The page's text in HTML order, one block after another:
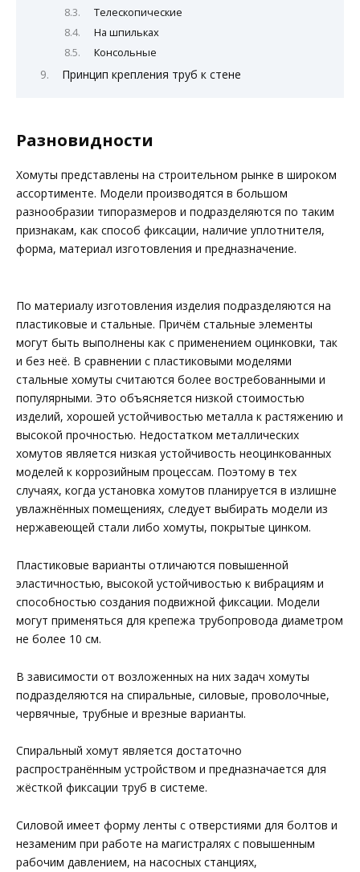
Телескопические
На шпильках
Консольные
Принцип крепления труб к стене
Разновидности
Хомуты представлены на строительном рынке в широком
ассортименте. Модели производятся в большом
разнообразии типоразмеров и подразделяются по таким
признакам, как способ фиксации, наличие уплотнителя,
форма, материал изготовления и предназначение.
По материалу изготовления изделия подразделяются на
пластиковые и стальные. Причём стальные элементы
могут быть выполнены как с применением оцинковки, так
и без неё. В сравнении с пластиковыми моделями
стальные хомуты считаются более востребованными и
популярными. Это объясняется низкой стоимостью
изделий, хорошей устойчивостью металла к растяжению и
высокой прочностью. Недостатком металлических
хомутов является низкая устойчивость неоцинкованных
моделей к коррозийным процессам. Поэтому в тех
случаях, когда установка хомутов планируется в излишне
увлажнённых помещениях, следует выбирать модели из
нержавеющей стали либо хомуты, покрытые цинком.
Пластиковые варианты отличаются повышенной
эластичностью, высокой устойчивостью к вибрациям и
способностью создания подвижной фиксации. Модели
могут применяться для крепежа трубопровода диаметром
не более 10 см.
В зависимости от возложенных на них задач хомуты
подразделяются на спиральные, силовые, проволочные,
червячные, трубные и врезные варианты.
Спиральный хомут является достаточно
распространённым устройством и предназначается для
жёсткой фиксации труб в системе.
Силовой имеет форму ленты с отверстиями для болтов и
незаменим при работе на магистралях с повышенным
рабочим давлением, на насосных станциях,